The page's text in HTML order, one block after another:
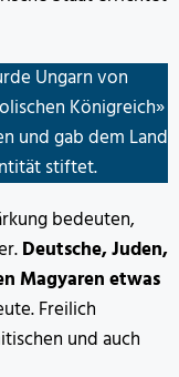
Ungarn von
Königreich»
und gab dem Land
stiftet.
bedeuten,
Deutsche, Juden,
Magyaren etwas
Freilich
und auch